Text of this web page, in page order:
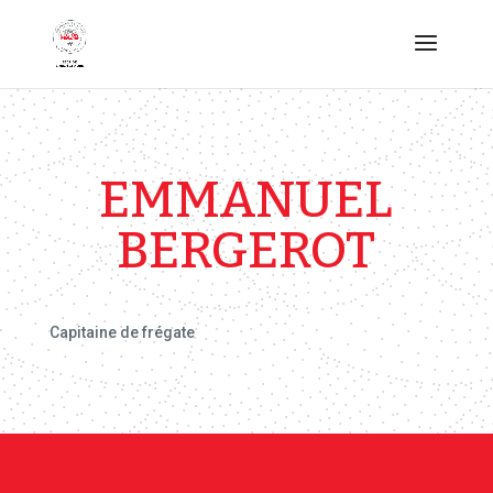
EMMANUEL
BERGEROT
Capitaine de frégate